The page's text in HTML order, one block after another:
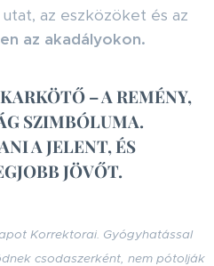
az eszközöket és az
az akadályokon.
– A REMÉNY,
SZIMBÓLUMA.
A JELENT, ÉS
JÖVŐT.
Korrektorai. Gyógyhatással
csodaszerként, nem pótolják